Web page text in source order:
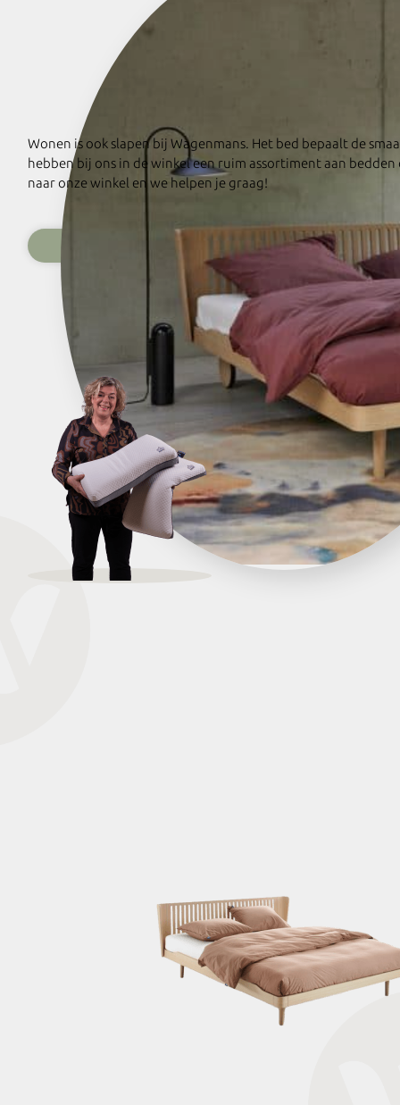
Wonen is ook slapen bij Wagenmans. Het bed bepaalt de
hebben bij ons in de winkel een ruim assortiment aan
naar onze winkel en we helpen je graag!